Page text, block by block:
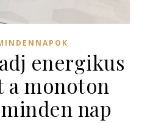
energikus
a monoton
nap